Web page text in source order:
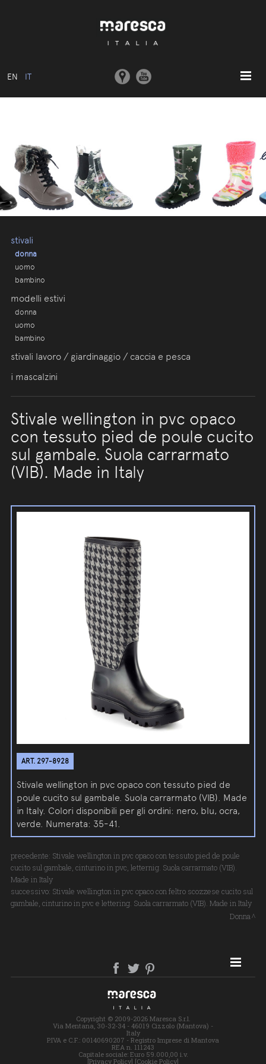
EN IT
STAMPI E MACCHINARI
COMUNICAZIONE
stivali
donna
uomo
bambino
modelli estivi
donna
uomo
bambino
stivali lavoro / giardinaggio / caccia e pesca
i mascalzini
Stivale wellington in pvc opaco
con tessuto pied de poule cucito
sul gambale. Suola carrarmato
(VIB). Made in Italy
ART. 297-8928
Stivale wellington in pvc opaco con tessuto pied de
poule cucito sul gambale. Suola carrarmato (VIB). Made
in Italy. Colori disponibili per gli ordini: nero, blu, ocra,
verde. Numerata: 35-41.
precedente: Stivale wellington in pvc opaco con tessuto pied de poule
cucito sul gambale, cinturino in pvc, letternig. Suola carrarmato (VIB).
Made in Italy
successivo: Stivale wellington in pvc opaco con feltro scozzese cucito sul
gambale, cinturino in pvc e lettering. Suola carrarmato (VIB). Made in Italy
Donna
SITE MAP
Copyright © 2009-2026 Maresca S.r.l.
Via Mentana, 30-32-34 - 46019 Cizzolo (Mantova) -
Italy
P.IVA e C.F.: 00140690207 - Registro Imprese di Mantova
REA n. 111243
Capitale sociale: Euro 59.000,00 i.v.
[Privacy Policy] [Cookie Policy]